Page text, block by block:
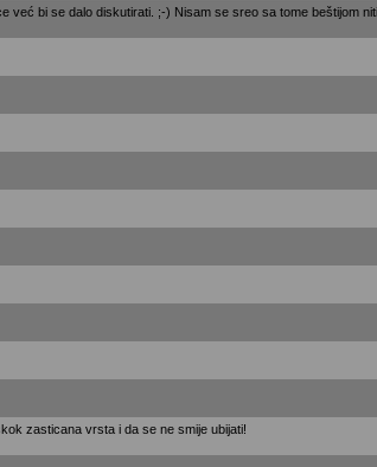
bi se dalo diskutirati. ;-) Nisam se sreo sa tome beštijom
zasticana vrsta i da se ne smije ubijati!